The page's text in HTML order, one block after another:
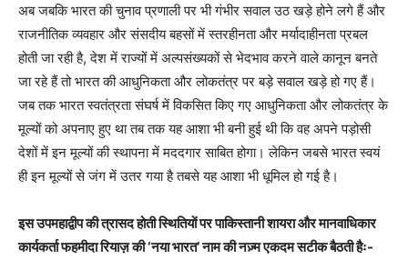
अब जबकि भारत की चुनाव प्रणाली पर भी गंभीर सवाल उठ खड़े होने लगे हैं और
राजनीतिक व्यवहार और संसदीय बहसों में स्तरहीनता और मर्यादाहीनता प्रबल
होती जा रही है, देश में राज्यों में अल्पसंख्यकों से भेदभाव करने वाले कानून बनते
जा रहे हैं तो भारत की आधुनिकता और लोकतंत्र पर बड़े सवाल खड़े हो गए हैं।
जब तक भारत स्वतंत्रता संघर्ष में विकसित किए गए आधुनिकता और लोकतंत्र के
मूल्यों को अपनाए हुए था तब तक यह आशा भी बनी हुई थी कि वह अपने पड़ोसी
देशों में इन मूल्यों की स्थापना में मददगार साबित होगा। लेकिन जबसे भारत स्वयं
ही इन मूल्यों से जंग में उतर गया है तबसे यह आशा भी धूमिल हो गई है।
इस उपमहाद्वीप की त्रासद होती स्थितियों पर पाकिस्तानी शायरा और मानवाधिकार
कार्यकर्ता फहमीदा रियाज़ की ‘नया भारत’ नाम की नज़्म एकदम सटीक बैठती हैः-